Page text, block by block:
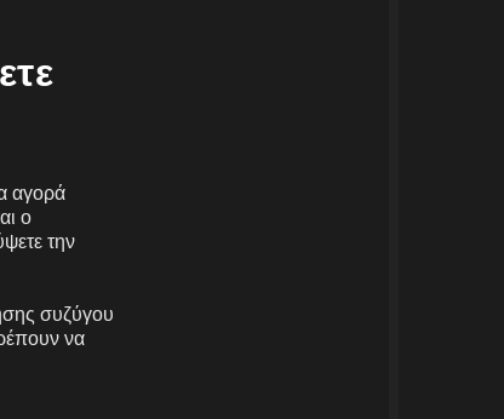
αγορά
ο
την
συζύγου
να